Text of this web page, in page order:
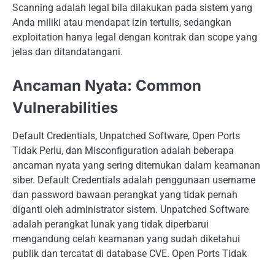
Scanning adalah legal bila dilakukan pada sistem yang
Anda miliki atau mendapat izin tertulis, sedangkan
exploitation hanya legal dengan kontrak dan scope yang
jelas dan ditandatangani.
Ancaman Nyata: Common
Vulnerabilities
Default Credentials, Unpatched Software, Open Ports
Tidak Perlu, dan Misconfiguration adalah beberapa
ancaman nyata yang sering ditemukan dalam keamanan
siber. Default Credentials adalah penggunaan username
dan password bawaan perangkat yang tidak pernah
diganti oleh administrator sistem. Unpatched Software
adalah perangkat lunak yang tidak diperbarui
mengandung celah keamanan yang sudah diketahui
publik dan tercatat di database CVE. Open Ports Tidak